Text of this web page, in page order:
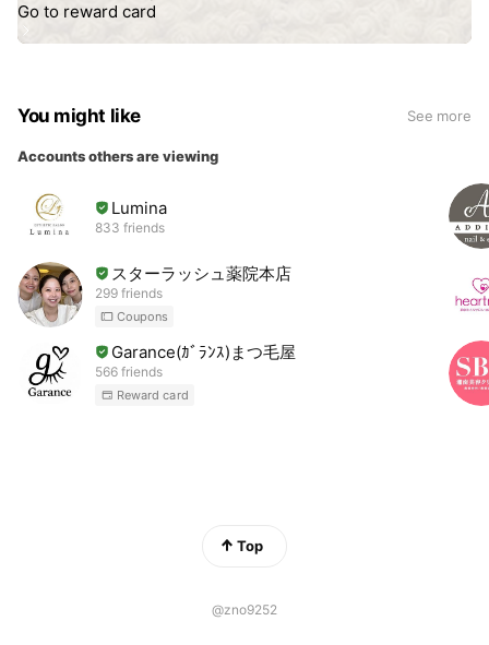
You might like See more
Accounts others are viewing
Lumina
833 friends
スターラッシュ薬院本店
299 friends
Coupons
Garance(ｶﾞﾗﾝｽ)まつ毛屋
566 friends
Reward card
Top
@zno9252